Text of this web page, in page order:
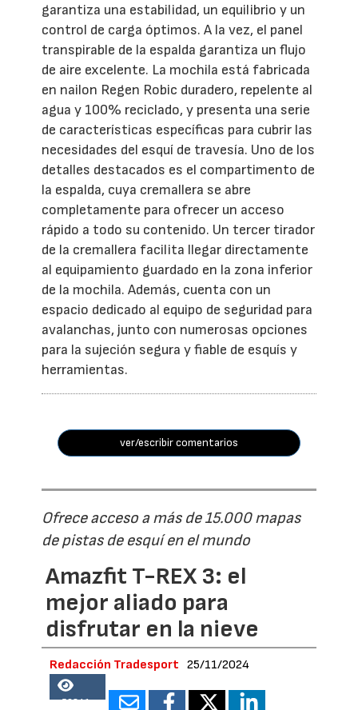
garantiza una estabilidad, un equilibrio y un
control de carga óptimos. A la vez, el panel
transpirable de la espalda garantiza un flujo
de aire excelente. La mochila está fabricada
en nailon Regen Robic duradero, repelente al
agua y 100% reciclado, y presenta una serie
de características específicas para cubrir las
necesidades del esquí de travesía. Uno de los
detalles destacados es el compartimento de
la espalda, cuya cremallera se abre
completamente para ofrecer un acceso
rápido a todo su contenido. Un tercer tirador
de la cremallera facilita llegar directamente
al equipamiento guardado en la zona inferior
de la mochila. Además, cuenta con un
espacio dedicado al equipo de seguridad para
avalanchas, junto con numerosas opciones
para la sujeción segura y fiable de esquís y
herramientas.
ver/escribir comentarios
Ofrece acceso a más de 15.000 mapas
de pistas de esquí en el mundo
Amazfit T-REX 3: el
mejor aliado para
disfrutar en la nieve
Redacción Tradesport 25/11/2024
56841